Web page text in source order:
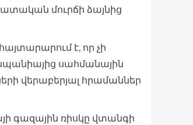
մուրճի ձայնից
է, որ չի
սահմանային
վերաբերյալ հրամաններ
գազային ռիսկը վտանգի